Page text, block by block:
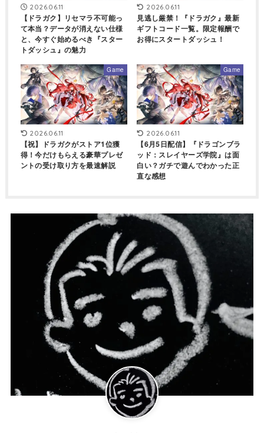
2026.06.11
【ドラガク】リセマラ不可能っ
て本当？データが消えない仕様
と、今すぐ始めるべき『スター
トダッシュ』の魅力
2026.06.11
見逃し厳禁！『ドラガク』最新
ギフトコード一覧。限定報酬で
お得にスタートダッシュ！
Game
2026.06.11
【祝】ドラガクがストア1位獲
得！今だけもらえる豪華プレゼ
ントの受け取り方を最速解説
Game
2026.06.11
【6月5日配信】『ドラゴンブラ
ッド：スレイヤーズ学院』は面
白い？ガチで遊んでわかった正
直な感想